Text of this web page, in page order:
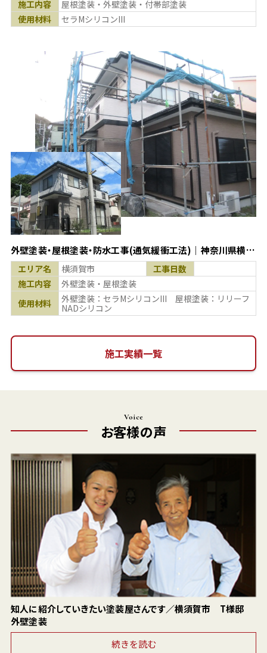
施工内容
屋根塗装・外壁塗装・付帯部塗装
使用材料
セラMシリコンIII
外壁塗装・屋根塗装・防水工事(通気緩衝工法)｜神奈川県横須
賀市
エリア名 横須賀市
工事日数
施工内容
外壁塗装・屋根塗装
使用材料
外壁塗装：セラMシリコンIII 屋根塗装：リリーフ
NADシリコン
施工実績一覧
Voice
お客様の声
知人に紹介していきたい塗装屋さんです／横須賀市 T様邸
外壁塗装
続きを読む